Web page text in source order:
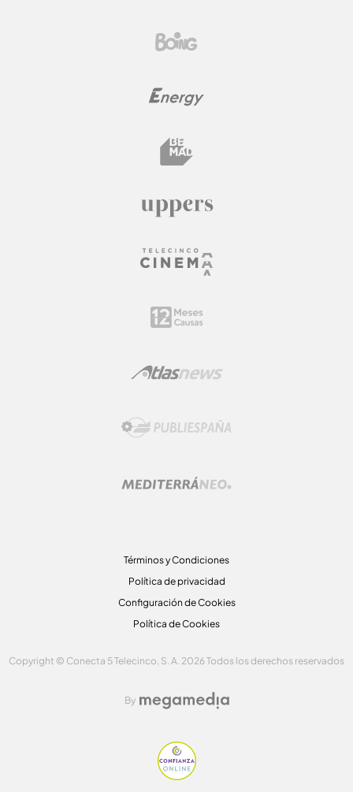
Términos y Condiciones
Política de privacidad
Configuración de Cookies
Política de Cookies
Copyright © Conecta 5 Telecinco, S. A. 2026 Todos los derechos reservados
By